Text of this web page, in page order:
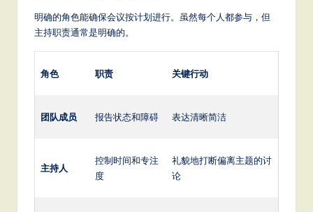
明确的角色能确保会议按计划进行。虽然每个人都参与，但
主持职责通常是明确的。
角色 职责 关键行动
团队成员 报告状态和障碍 表达清晰简洁
主持人
控制时间和专注
度
礼貌地打断偏离主题的讨
论